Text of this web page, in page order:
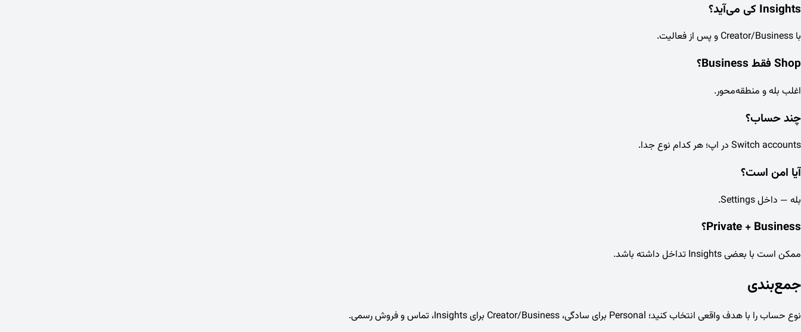
Insights کی می‌آید؟
با Creator/Business و پس از فعالیت.
Shop فقط Business؟
اغلب بله و منطقه‌محور.
چند حساب؟
Switch accounts در اپ؛ هر کدام نوع جدا.
آیا امن است؟
بله — داخل Settings.
Private + Business؟
ممکن است با بعضی Insights تداخل داشته باشد.
جمع‌بندی
نوع حساب را با هدف واقعی انتخاب کنید؛ Personal برای سادگی، Creator/Business برای Insights، تماس و فروش رسمی.